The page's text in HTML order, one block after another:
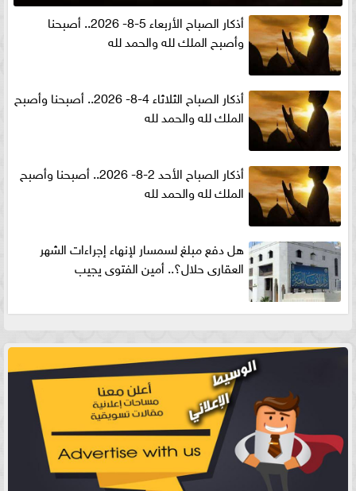
أذكار الصباح الأربعاء 5-8- 2026.. أصبحنا
وأصبح الملك لله والحمد لله
أذكار الصباح الثلاثاء 4-8- 2026.. أصبحنا وأصبح
الملك لله والحمد لله
أذكار الصباح الأحد 2-8- 2026.. أصبحنا وأصبح
الملك لله والحمد لله
هل دفع مبلغ لسمسار لإنهاء إجراءات الشهر
العقارى حلال؟.. أمين الفتوى يجيب